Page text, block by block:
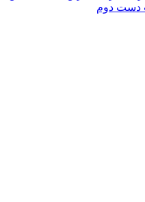
دست دوم